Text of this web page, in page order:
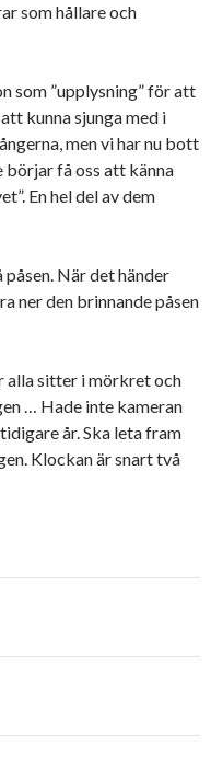
som hållare och
som ”upplysning” för att
kunna sjunga med i
men vi har nu bott
börjar få oss att känna
En hel del av dem
När det händer
ner den brinnande påsen
alla sitter i mörkret och
… Hade inte kameran
år. Ska leta fram
Klockan är snart två